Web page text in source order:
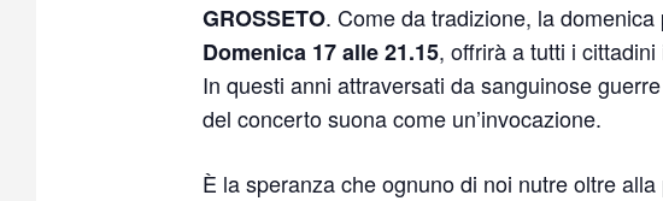
GROSSETO. Come da tradizione, la
Domenica 17 alle 21.15, offrirà a tutti i
In questi anni attraversati da sanguinose
del concerto suona come un’invocazione.
È la speranza che ognuno di noi nutre oltre